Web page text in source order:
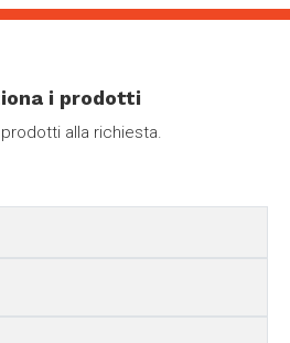
i prodotti
alla richiesta.